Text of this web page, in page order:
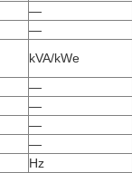
—
—
kVA/kWe
—
—
—
—
Hz